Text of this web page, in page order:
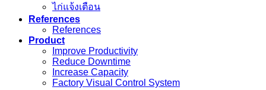
ไก่แจ้งเตือน
References
References
Product
Improve Productivity
Reduce Downtime
Increase Capacity
Factory Visual Control System